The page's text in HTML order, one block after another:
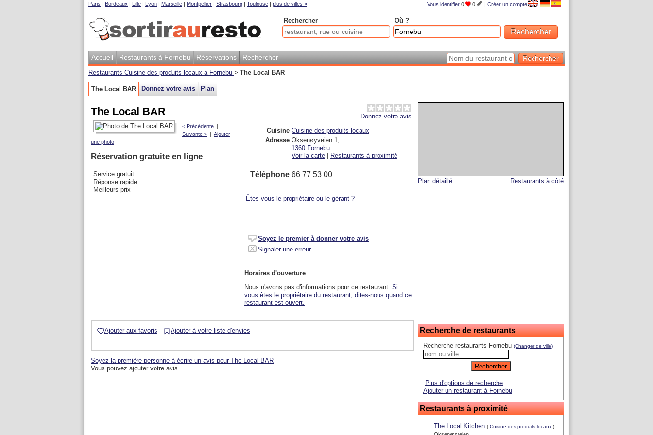
Vous identifier 0 0 | Créer un compte
Paris | Bordeaux | Lille | Lyon | Marseille | Montpellier | Strasbourg | Toulouse | plus de villes »
Rechercher Où ?
Accueil Restaurants à Fornebu Réservations Rechercher
Restaurants Cuisine des produits locaux à Fornebu > The Local BAR
The Local BAR Donnez votre avis Plan
Restaurants à côté
Plan détaillé
Recherche de restaurants
Recherche restaurants Fornebu (Changer de ville)
Plus d'options de recherche
Ajouter un restaurant à Fornebu
Restaurants à proximité
The Local Kitchen ( Cuisine des produits locaux )
Donnez votre avis
The Local BAR
Cuisine Cuisine des produits locaux
Adresse Oksenøyveien 1,
1360 Fornebu
Voir la carte
Restaurants à proximité
Téléphone 66 77 53 00
Êtes-vous le propriétaire ou le gérant ?
Soyez le premier à donner votre avis
Signaler une erreur
Horaires d'ouverture
Nous n'avons pas d'informations pour ce restaurant. Si
vous êtes le propriétaire du restaurant, dites-nous quand ce
restaurant est ouvert.
< Précédente |
Suivante > | Ajouter
une photo
Réservation gratuite en ligne
Service gratuit
Réponse rapide
Meilleurs prix
Ajouter aux favoris Ajouter à votre liste d'envies
Soyez la première personne à écrire un avis pour The Local BAR
Vous pouvez ajouter votre avis